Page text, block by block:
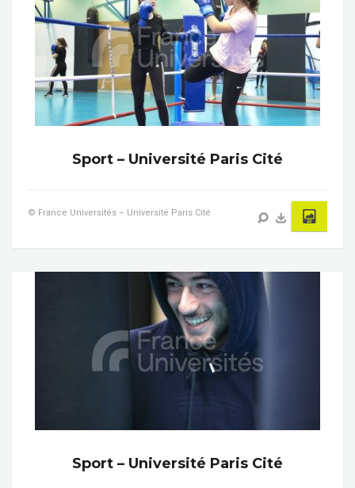
Sport – Université Paris Cité
© France Universités – Université Paris Cité
Sport – Université Paris Cité